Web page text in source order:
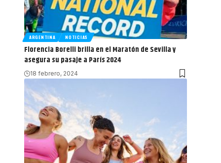
ARGENTINA NOTICIAS
Florencia Borelli brilla en el Maratón de Sevilla y
asegura su pasaje a París 2024
18 febrero, 2024